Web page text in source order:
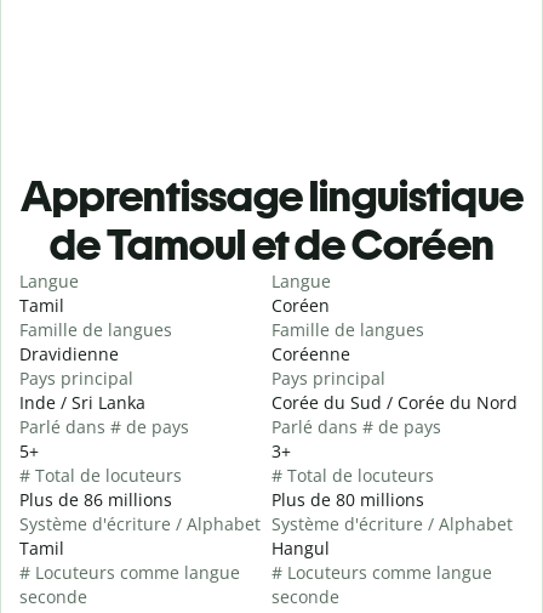
Apprentissage linguistique
de Tamoul et de Coréen
Langue
Tamil
Famille de langues
Dravidienne
Pays principal
Inde / Sri Lanka
Parlé dans # de pays
5+
# Total de locuteurs
Plus de 86 millions
Système d'écriture / Alphabet
Tamil
# Locuteurs comme langue
seconde
Langue
Coréen
Famille de langues
Coréenne
Pays principal
Corée du Sud / Corée du Nord
Parlé dans # de pays
3+
# Total de locuteurs
Plus de 80 millions
Système d'écriture / Alphabet
Hangul
# Locuteurs comme langue
seconde